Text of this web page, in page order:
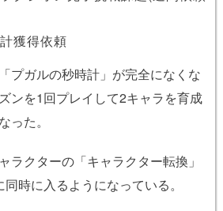
獲得依頼
プガルの秒時計」が完全になくな
ンを1回プレイして2キャラを育成
った。
ラクターの「キャラクター転換」
時に入るようになっている。